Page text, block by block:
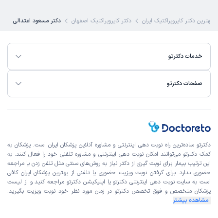
کاربر دکترتو
کاربر آزاد
این پزشک را پیشنهاد میکنم
زمان انتظار:
مطبشون با حوصله ویزیت شدم تشخیصشون در رابطه با بیماری
و علت درد بسیار عالی . من نتیجه مثبتی از درمان ایشون جهت
علت مراجعه: مدیریت دردهای مزمن عضلانی-اسکلتی
کاربر دکترتو
کاربر آزاد
(
1405/03/11
این پزشک را پیشنهاد میکنم
زمان انتظار:
بهترین دکتر کایروپراکتیک ایران دکتر کایروپراکتیک اصفهان دکتر مسعود اعتدالی
خدمات دکترتو
صفحات دکترتو
دکترتو ساده‌ترین راه نوبت‌ دهی اینترنتی و مشاوره آنلاین پزشکان ایران است. پزشکان به
کمک دکترتو می‌توانند امکان نوبت دهی اینترنتی و مشاوره تلفنی خود را فعال کنند. به
این ترتیب بیمار برای نوبت گیری از دکتر نیاز به روش‌های سنتی مثل تلفن زدن یا مراجعه
حضوری ندارد. برای گرفتن نوبت ویزیت حضوری یا تلفنی از بهترین پزشکان ایران کافی
است به سایت نوبت دهی اینترنتی دکترتو یا اپلیکیشن دکترتو مراجعه کنید و از لیست
پزشکان متخصص و فوق تخصص دکترتو در زمان مورد نظر خود نوبت ویزیت بگیرید.
مشاهده بیشتر